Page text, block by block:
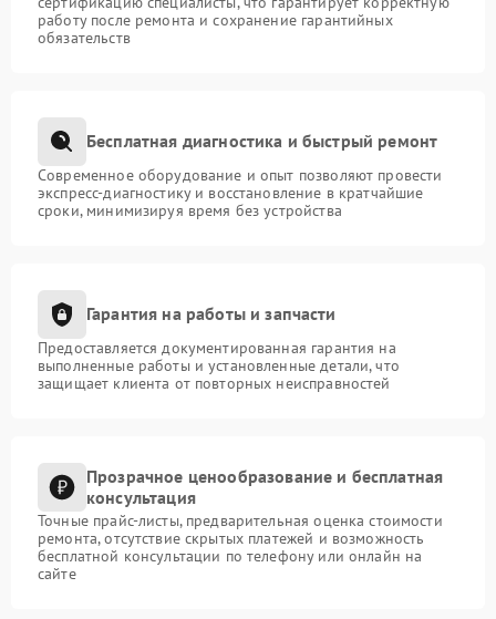
работу после ремонта и сохранение гарантийных
обязательств
Бесплатная диагностика и быстрый ремонт
Современное оборудование и опыт позволяют провести
экспресс-диагностику и восстановление в кратчайшие
сроки, минимизируя время без устройства
Гарантия на работы и запчасти
Предоставляется документированная гарантия на
выполненные работы и установленные детали, что
защищает клиента от повторных неисправностей
Прозрачное ценообразование и бесплатная
консультация
Точные прайс-листы, предварительная оценка стоимости
ремонта, отсутствие скрытых платежей и возможность
бесплатной консультации по телефону или онлайн на
сайте